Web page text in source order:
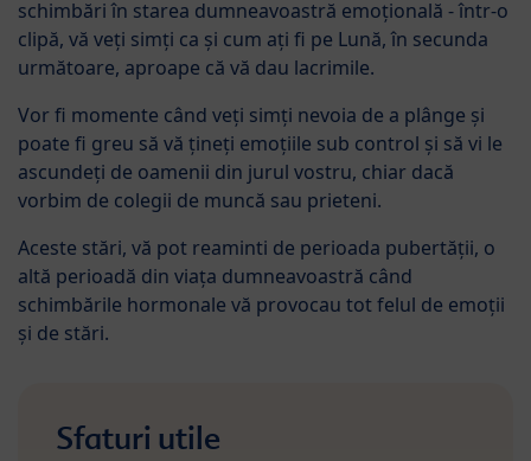
schimbări în starea dumneavoastră emoțională - într-o
clipă, vă veți simți ca și cum ați fi pe Lună, în secunda
următoare, aproape că vă dau lacrimile.
Vor fi momente când veți simți nevoia de a plânge și
poate fi greu să vă țineți emoțiile sub control și să vi le
ascundeți de oamenii din jurul vostru, chiar dacă
vorbim de colegii de muncă sau prieteni.
Aceste stări, vă pot reaminti de perioada pubertății, o
altă perioadă din viața dumneavoastră când
schimbările hormonale vă provocau tot felul de emoții
și de stări.
Sfaturi utile